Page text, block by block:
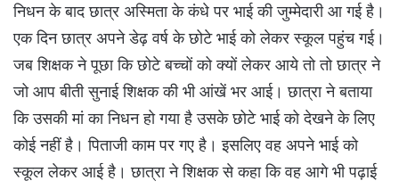
निधन के बाद छात्र अस्मिता के कंधे पर भाई की जुम्मेदारी आ गई है।
एक दिन छात्र अपने डेढ़ वर्ष के छोटे भाई को लेकर स्कूल पहुंच गई।
जब शिक्षक ने पूछा कि छोटे बच्चों को क्यों लेकर आये तो तो छात्र ने
जो आप बीती सुनाई शिक्षक की भी आंखें भर आई। छात्रा ने बताया
कि उसकी मां का निधन हो गया है उसके छोटे भाई को देखने के लिए
कोई नहीं है। पिताजी काम पर गए है। इसलिए वह अपने भाई को
स्कूल लेकर आई है। छात्रा ने शिक्षक से कहा कि वह आगे भी पढ़ाई